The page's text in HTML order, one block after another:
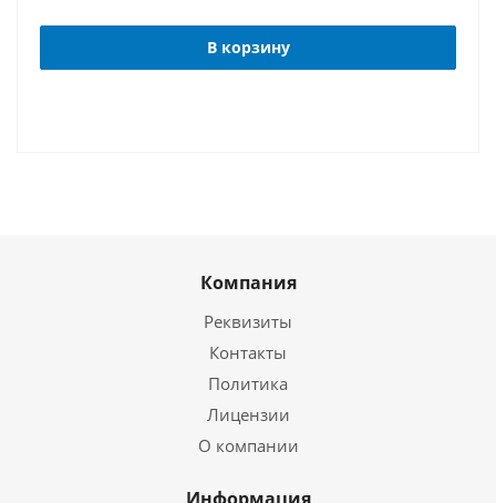
В корзину
Компания
Реквизиты
Контакты
Политика
Лицензии
О компании